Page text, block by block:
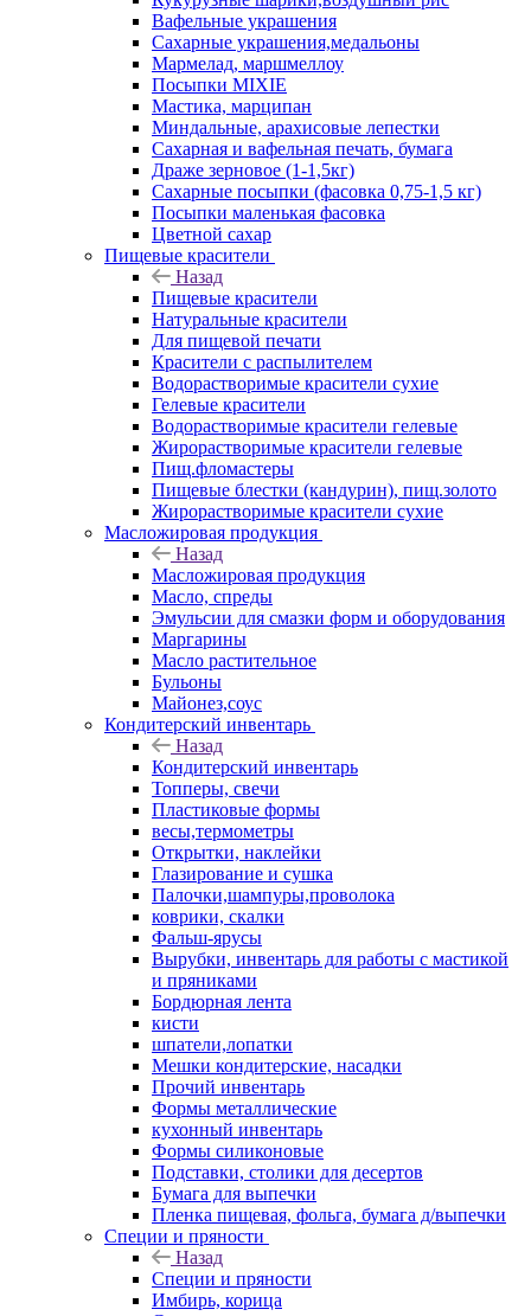
Вафельные украшения
Сахарные украшения,медальоны
Мармелад, маршмеллоу
Посыпки MIXIE
Мастика, марципан
Миндальные, арахисовые лепестки
Сахарная и вафельная печать, бумага
Драже зерновое (1-1,5кг)
Сахарные посыпки (фасовка 0,75-1,5 кг)
Посыпки маленькая фасовка
Цветной сахар
Пищевые красители
Назад
Пищевые красители
Натуральные красители
Для пищевой печати
Красители с распылителем
Водорастворимые красители сухие
Гелевые красители
Водорастворимые красители гелевые
Жирорастворимые красители гелевые
Пищ.фломастеры
Пищевые блестки (кандурин), пищ.золото
Жирорастворимые красители сухие
Масложировая продукция
Назад
Масложировая продукция
Масло, спреды
Эмульсии для смазки форм и оборудования
Маргарины
Масло растительное
Бульоны
Майонез,соус
Кондитерский инвентарь
Назад
Кондитерский инвентарь
Топперы, свечи
Пластиковые формы
весы,термометры
Открытки, наклейки
Глазирование и сушка
Палочки,шампуры,проволока
коврики, скалки
Фальш-ярусы
Вырубки, инвентарь для работы с мастикой
и пряниками
Бордюрная лента
кисти
шпатели,лопатки
Мешки кондитерские, насадки
Прочий инвентарь
Формы металлические
кухонный инвентарь
Формы силиконовые
Подставки, столики для десертов
Бумага для выпечки
Пленка пищевая, фольга, бумага д/выпечки
Специи и пряности
Назад
Специи и пряности
Имбирь, корица